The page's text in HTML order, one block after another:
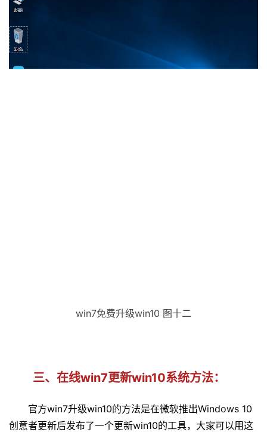
win7免费升级win10 图十二
三、在线win7更新win10系统方法：
官方win7升级win10的方法是在微软推出Windows 10
创意者更新后发布了一个更新win10的工具，大家可以用这